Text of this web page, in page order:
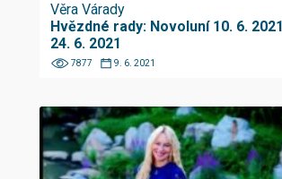
Věra Várady
Hvězdné rady: Novoluní 10. 6.
24. 6. 2021
7877 9. 6. 2021